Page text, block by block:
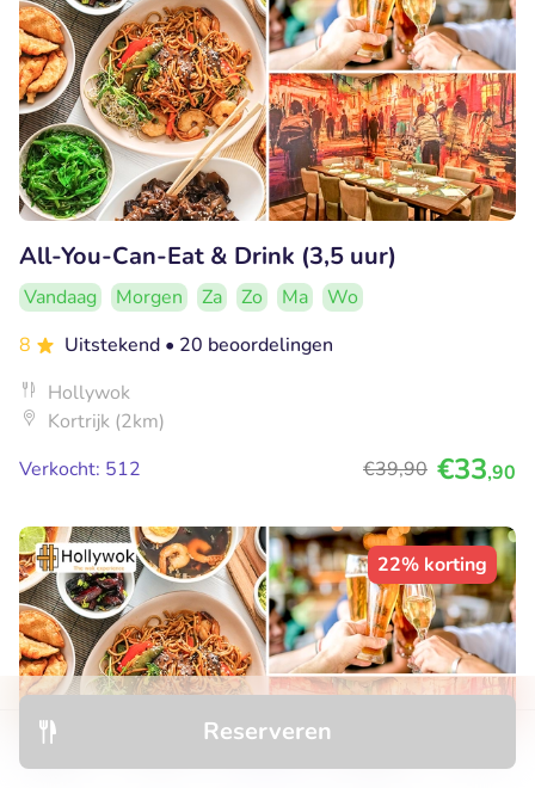
Reserveren
All-You-Can-Eat & Drink (3,5 uur)
Vandaag Morgen Za Zo Ma
Wo
8
Uitstekend • 20 beoordelingen
Hollywok
Kortrijk (2km)
Verkocht: 512
€39,90 €33,90
22% korting